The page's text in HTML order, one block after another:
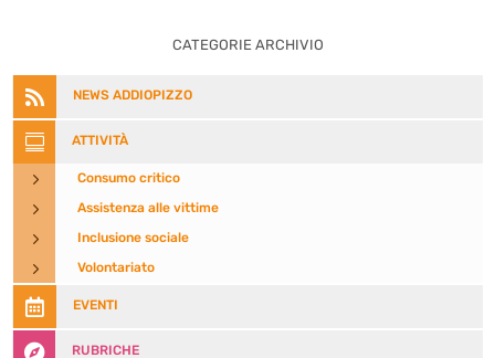
CATEGORIE ARCHIVIO
 NEWS ADDIOPIZZO
 ATTIVITÀ
5 Consumo critico
5 Assistenza alle vittime
5 Inclusione sociale
5 Volontariato
 EVENTI
 RUBRICHE